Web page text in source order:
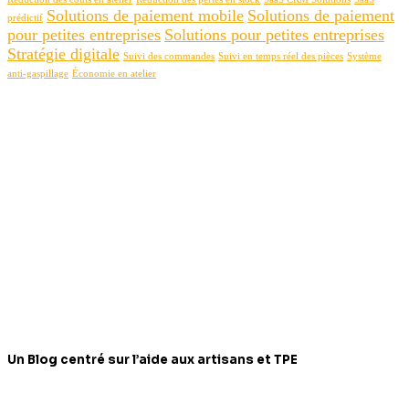
prédictif Solutions de paiement mobile Solutions de paiement
pour petites entreprises Solutions pour petites entreprises
Stratégie digitale Suivi des commandes Suivi en temps réel des pièces Système
anti-gaspillage Économie en atelier
Un Blog centré sur l’aide aux artisans et TPE